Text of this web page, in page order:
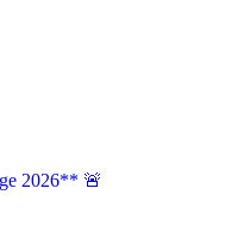
2026** 🚨